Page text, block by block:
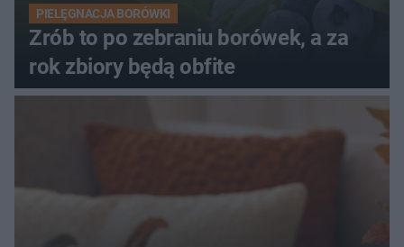
PIELĘGNACJA BORÓWKI
Zrób to po zebraniu borówek, a za
rok zbiory będą obfite